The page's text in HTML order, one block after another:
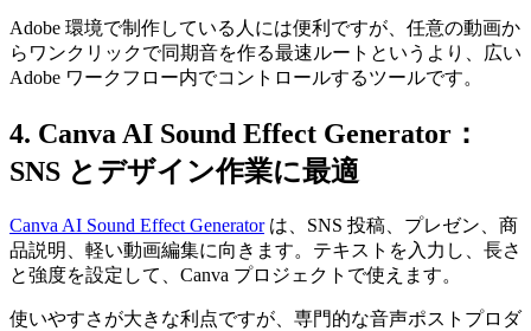
Adobe 環境で制作している人には便利ですが、任意の動画か
らワンクリックで同期音を作る最速ルートというより、広い
Adobe ワークフロー内でコントロールするツールです。
4. Canva AI Sound Effect Generator：
SNS とデザイン作業に最適
Canva AI Sound Effect Generatorは、SNS 投稿、プレゼン、商
品説明、軽い動画編集に向きます。テキストを入力し、長さ
と強度を設定して、Canva プロジェクトで使えます。
使いやすさが大きな利点ですが、専門的な音声ポストプロダ